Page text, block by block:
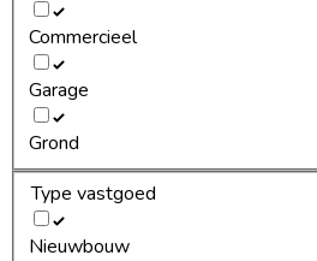
Commercieel
Garage
Grond
Type vastgoed
Nieuwbouw